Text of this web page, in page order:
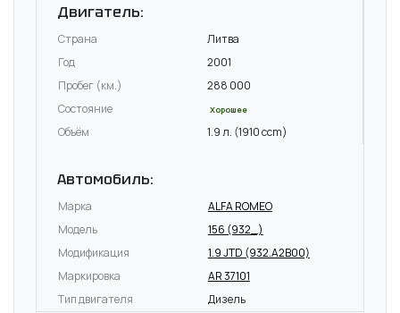
Двигатель:
Страна
Литва
Год
2001
Пробег (км.)
288 000
Состояние
Хорошее
Объём 1.9 л. (1910 ccm)
Автомобиль:
Марка
ALFA ROMEO
Модель
156 (932_)
Модификация
1.9 JTD (932.A2B00)
Маркировка
AR 37101
Тип двигателя
Дизель